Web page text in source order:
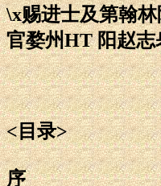
\x赐进士及第翰
官婺州HT 阳赵志
<目录>
序